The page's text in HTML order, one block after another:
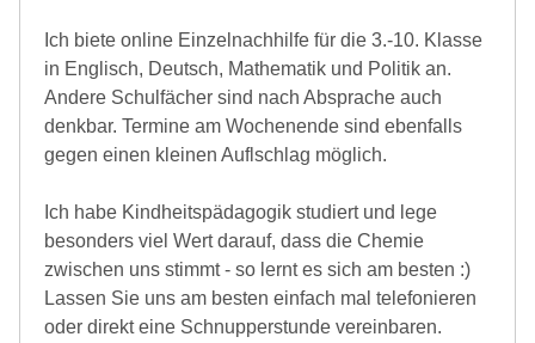
Ich biete online Einzelnachhilfe für die 3.-10. Klasse
in Englisch, Deutsch, Mathematik und Politik an.
Andere Schulfächer sind nach Absprache auch
denkbar. Termine am Wochenende sind ebenfalls
gegen einen kleinen Auflschlag möglich.
Ich habe Kindheitspädagogik studiert und lege
besonders viel Wert darauf, dass die Chemie
zwischen uns stimmt - so lernt es sich am besten :)
Lassen Sie uns am besten einfach mal telefonieren
oder direkt eine Schnupperstunde vereinbaren.